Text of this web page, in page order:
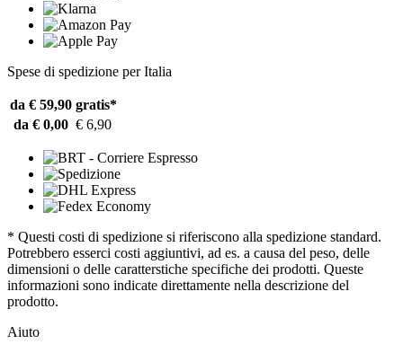
Spese di spedizione per Italia
da € 59,90 gratis*
da € 0,00 € 6,90
* Questi costi di spedizione si riferiscono alla spedizione standard.
Potrebbero esserci costi aggiuntivi, ad es. a causa del peso, delle
dimensioni o delle caratterstiche specifiche dei prodotti. Queste
informazioni sono indicate direttamente nella descrizione del
prodotto.
Aiuto